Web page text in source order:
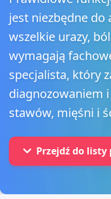
jest niezbędne do
wszelkie urazy,
wymagają
specjalista, który
diagnozowaniem
stawów, mięśni i
Przejdź do listy